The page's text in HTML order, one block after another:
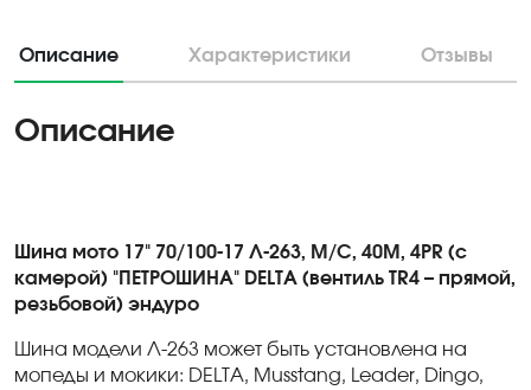
Описание Характеристики Отзывы
Описание
Шина мото 17" 70/100-17 Л-263, M/C, 40M, 4PR (с
камерой) "ПЕТРОШИНА" DELTA (вентиль TR4 – прямой,
резьбовой) эндуро
Шина модели Л-263 может быть установлена на
мопеды и мокики: DELTA, Musstang, Leader, Dingo,